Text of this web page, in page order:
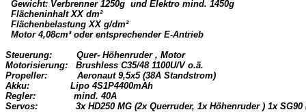
  Gewicht: Verbrenner 1250g  und Elektro mind. 1450g
  Flächeninhalt XX dm²
  Flächenbelastung XX g/dm²
Steuerung:         Quer- Höhenruder , Motor
Motorisierung:   Brushless C35/48 1100U/V o.ä.
Propeller:           Aeronaut 9,5x5 (38A Standstrom)
Akku:               Lipo 4S1P4400mAh
Regler:              mind. 40A
Servos:              3x HD250 MG (2x Querruder, 1x Höhenruder ) 1x